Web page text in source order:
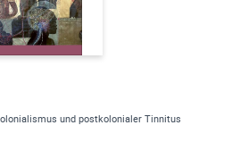
und postkolonialer Tinnitus